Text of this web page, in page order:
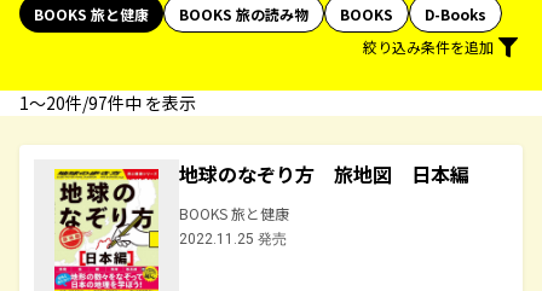
BOOKS 旅と健康
BOOKS 旅の読み物 BOOKS
D-Books
絞り込み条件を追加
1〜20件/97件中 を表示
地球のなぞり方 旅地図 日本編
BOOKS 旅と健康
2022.11.25 発売